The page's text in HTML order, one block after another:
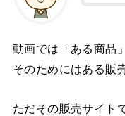
動画では「ある商品
そのためにはある販
ただその販売サイト